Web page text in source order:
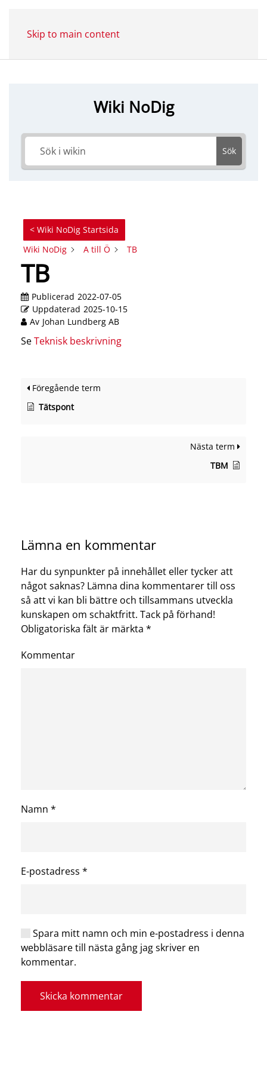
Skip to main content
Wiki NoDig
Sök
< Wiki NoDig Startsida
Wiki NoDig
A till Ö TB
TB
Publicerad 2022-07-05
Uppdaterad 2025-10-15
Av Johan Lundberg AB
SeTeknisk beskrivning
Föregående term
Tätspont
Nästa term
TBM
Lämna en kommentar
Har du synpunkter på innehållet eller tycker att
något saknas? Lämna dina kommentarer till oss
så att vi kan bli bättre och tillsammans utveckla
kunskapen om schaktfritt. Tack på förhand!
Obligatoriska fält är märkta *
Kommentar
Namn *
E-postadress *
Spara mitt namn och min e-postadress i denna
webbläsare till nästa gång jag skriver en
kommentar.
Skicka kommentar